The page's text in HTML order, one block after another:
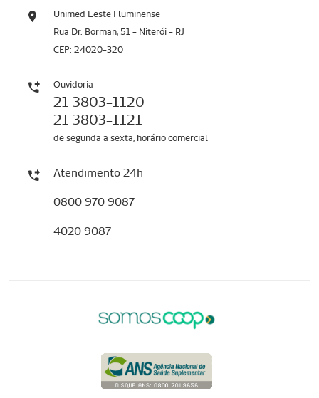
Unimed Leste Fluminense
Rua Dr. Borman, 51 - Niterói - RJ
CEP: 24020-320
Ouvidoria
21 3803-1120
21 3803-1121
de segunda a sexta, horário comercial
Atendimento 24h
0800 970 9087
4020 9087